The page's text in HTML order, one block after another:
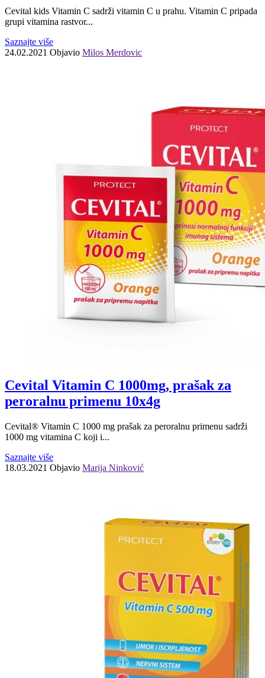
Cevital kids Vitamin C sadrži vitamin C u prahu. Vitamin C pripada
grupi vitamina rastvor...
Saznajte više
24.02.2021 Objavio Milos Merdovic
Cevital Vitamin C 1000mg, prašak za
peroralnu primenu 10x4g
Cevital® Vitamin C 1000 mg prašak za peroralnu primenu sadrži
1000 mg vitamina C koji i...
Saznajte više
18.03.2021 Objavio Marija Ninković